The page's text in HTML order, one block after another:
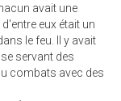
avait une
eux était un
le feu. Il y avait
servant des
combats avec des